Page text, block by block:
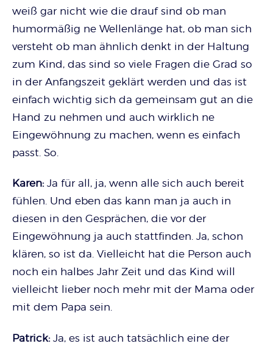
weiß gar nicht wie die drauf sind ob man
humormäßig ne Wellenlänge hat, ob man sich
versteht ob man ähnlich denkt in der Haltung
zum Kind, das sind so viele Fragen die Grad so
in der Anfangszeit geklärt werden und das ist
einfach wichtig sich da gemeinsam gut an die
Hand zu nehmen und auch wirklich ne
Eingewöhnung zu machen, wenn es einfach
passt. So.
Karen: Ja für all, ja, wenn alle sich auch bereit
fühlen. Und eben das kann man ja auch in
diesen in den Gesprächen, die vor der
Eingewöhnung ja auch stattfinden. Ja, schon
klären, so ist da. Vielleicht hat die Person auch
noch ein halbes Jahr Zeit und das Kind will
vielleicht lieber noch mehr mit der Mama oder
mit dem Papa sein.
Patrick: Ja, es ist auch tatsächlich eine der